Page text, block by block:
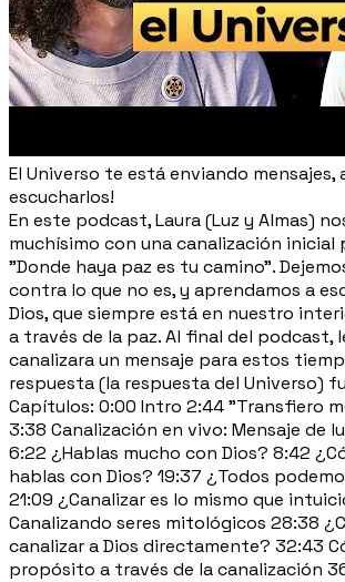
El Universo te está enviando mensajes,
escucharlos!
En este podcast, Laura (Luz y Almas)
muchísimo con una canalización inicial
"Donde haya paz es tu camino".
contra lo que no es, y aprendamos a
Dios, que siempre está en nuestro
a través de la paz. Al final del podcast,
canalizara un mensaje para estos
respuesta (la respuesta del Universo)
Capítulos: 0:00 Intro 2:44 "Transfiero
3:38 Canalización en vivo: Mensaje de
6:22 ¿Hablas mucho con Dios? 8:42
hablas con Dios? 19:37 ¿Todos
21:09 ¿Canalizar es lo mismo que
Canalizando seres mitológicos 28:38
canalizar a Dios directamente? 32:43
propósito a través de la canalización